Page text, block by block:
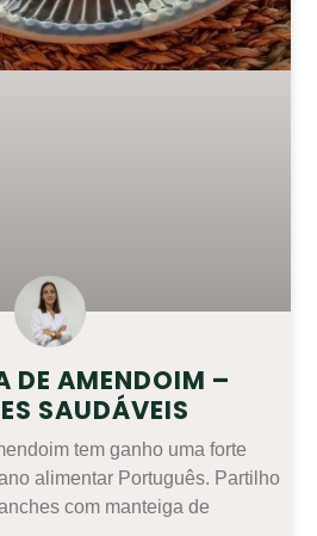
DE AMENDOIM –
SAUDÁVEIS
tem ganho uma forte
alimentar Português. Partilho
com manteiga de